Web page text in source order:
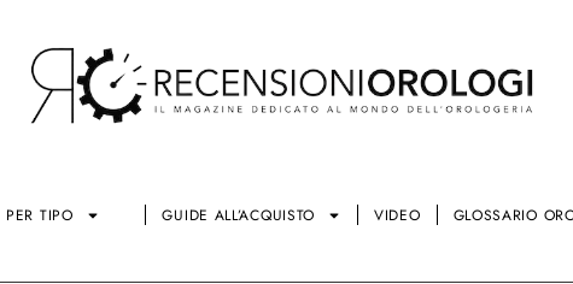
TIPO GUIDE ALL’ACQUISTO VIDEO GLOSSARIO